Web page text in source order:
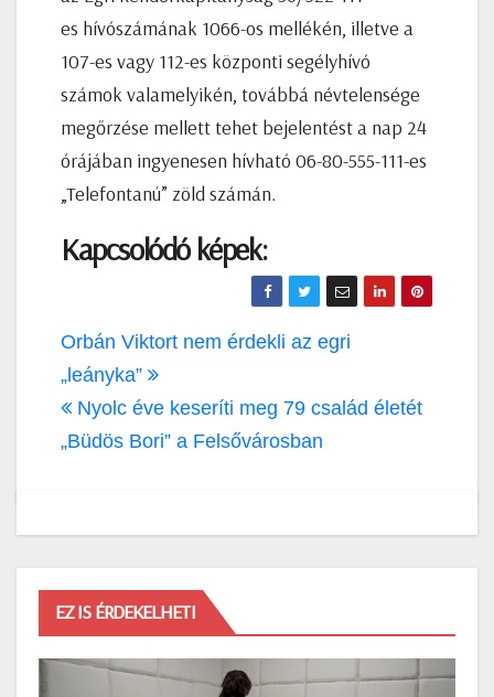
es hívószámának 1066-os mellékén, illetve a
107-es vagy 112-es központi segélyhívó
számok valamelyikén, továbbá névtelensége
megőrzése mellett tehet bejelentést a nap 24
órájában ingyenesen hívható 06-80-555-111-es
„Telefontanú” zöld számán.
Kapcsolódó képek:
Bejegyzés
navigáció
Orbán Viktort nem érdekli az egri
„leányka”
Nyolc éve keseríti meg 79 család életét
„Büdös Bori” a Felsővárosban
EZ IS ÉRDEKELHETI